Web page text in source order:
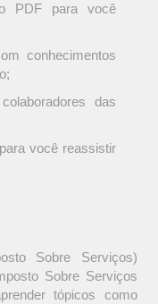
PDF para você
conhecimentos
das
você reassistir
Sobre Serviços)
Sobre Serviços
tópicos como